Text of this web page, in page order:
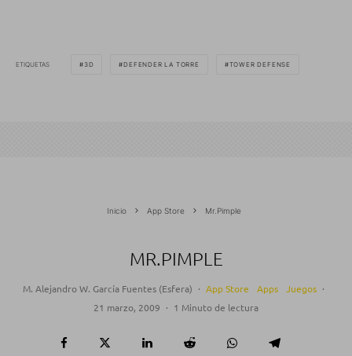
ETIQUETAS 3D DEFENDER LA TORRE TOWER DEFENSE
Inicio App Store Mr.Pimple
MR.PIMPLE
M. Alejandro W. García Fuentes (Esfera) · App Store Apps Juegos ·
21 marzo, 2009 · 1 Minuto de lectura